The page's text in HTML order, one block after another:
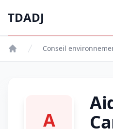
TDADJ
TDADJ
Conseil
A